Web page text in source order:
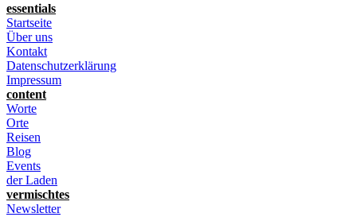
essentials
Startseite
Über uns
Kontakt
Datenschutzerklärung
Impressum
content
Worte
Orte
Reisen
Blog
Events
der Laden
vermischtes
Newsletter